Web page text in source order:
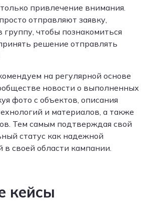
привлечение внимания.
отправляют заявку,
группу, чтобы познакомиться
решение отправлять
на регулярной основе
новости о выполненных
фото с объектов, описания
и материалов, а также
Тем самым подтверждая свой
статус как надежной
в своей области кампании.
кейсы